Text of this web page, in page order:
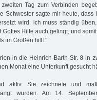
Tag zum Verbinden
Schwester sagte mir heute, dass
wird. Ich muss ständig
Hilfe auch gelingt, und
im Großen hilft."
in die Heinrich-Barth-Str. 8 in
Monat eine Unterkunft gesucht
aktiv. Sie zeichnete und
wurden. Am 14.